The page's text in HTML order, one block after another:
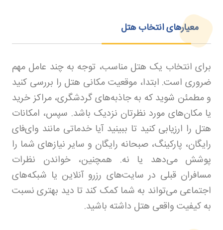
معیارهای انتخاب هتل
برای انتخاب یک هتل مناسب، توجه به چند عامل مهم
ضروری است. ابتدا، موقعیت مکانی هتل را بررسی کنید
و مطمئن شوید که به جاذبه‌های گردشگری، مراکز خرید
یا مکان‌های مورد نظرتان نزدیک باشد. سپس، امکانات
هتل را ارزیابی کنید تا ببینید آیا خدماتی مانند وای‌فای
رایگان، پارکینگ، صبحانه رایگان و سایر نیازهای شما را
پوشش می‌دهد یا نه. همچنین، خواندن نظرات
مسافران قبلی در سایت‌های رزرو آنلاین یا شبکه‌های
اجتماعی می‌تواند به شما کمک کند تا دید بهتری نسبت
به کیفیت واقعی هتل داشته باشید.